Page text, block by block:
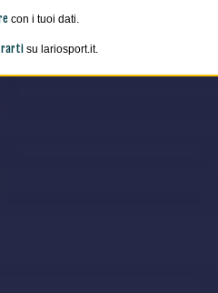
con i tuoi dati.
su lariosport.it.